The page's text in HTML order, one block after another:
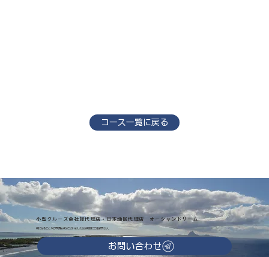
コース一覧に戻る
小型クルーズ会社総代理店・日本地区代理店 オーシャンドリーム
気になることやご不明な点がございましたらお気軽にご連絡下さい。
お問い合わせ